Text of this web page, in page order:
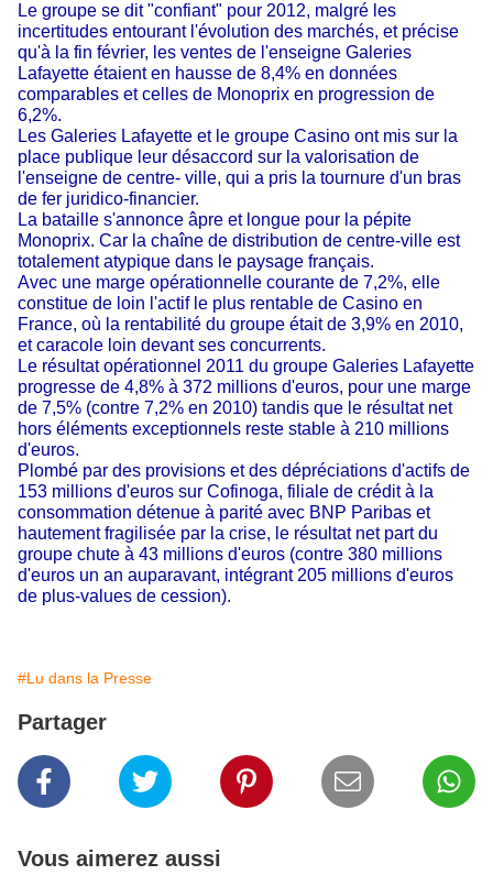
Le groupe se dit "confiant" pour 2012, malgré les
incertitudes entourant l'évolution des marchés, et précise
qu'à la fin février, les ventes de l'enseigne Galeries
Lafayette étaient en hausse de 8,4% en données
comparables et celles de Monoprix en progression de
6,2%.
Les Galeries Lafayette et le groupe Casino ont mis sur la
place publique leur désaccord sur la valorisation de
l'enseigne de centre- ville, qui a pris la tournure d'un bras
de fer juridico-financier.
La bataille s'annonce âpre et longue pour la pépite
Monoprix. Car la chaîne de distribution de centre-ville est
totalement atypique dans le paysage français.
Avec une marge opérationnelle courante de 7,2%, elle
constitue de loin l'actif le plus rentable de Casino en
France, où la rentabilité du groupe était de 3,9% en 2010,
et caracole loin devant ses concurrents.
Le résultat opérationnel 2011 du groupe Galeries Lafayette
progresse de 4,8% à 372 millions d'euros, pour une marge
de 7,5% (contre 7,2% en 2010) tandis que le résultat net
hors éléments exceptionnels reste stable à 210 millions
d'euros.
Plombé par des provisions et des dépréciations d'actifs de
153 millions d'euros sur Cofinoga, filiale de crédit à la
consommation détenue à parité avec BNP Paribas et
hautement fragilisée par la crise, le résultat net part du
groupe chute à 43 millions d'euros (contre 380 millions
d'euros un an auparavant, intégrant 205 millions d'euros
de plus-values de cession).
#Lu dans la Presse
Partager
Vous aimerez aussi